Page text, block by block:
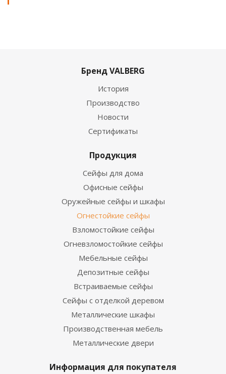
Бренд VALBERG
История
Производство
Новости
Сертификаты
Продукция
Сейфы для дома
Офисные сейфы
Оружейные сейфы и шкафы
Огнестойкие сейфы
Взломостойкие сейфы
Огневзломостойкие сейфы
Мебельные сейфы
Депозитные сейфы
Встраиваемые сейфы
Сейфы с отделкой деревом
Металлические шкафы
Производственная мебель
Металлические двери
Информация для покупателя